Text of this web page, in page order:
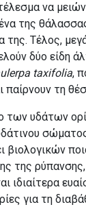
να
της
της. Τέλος,
δύο είδη
taxifolia,
παίρνουν τη
των υδάτων
βιολογικών
της
ιδιαίτερα
για τη